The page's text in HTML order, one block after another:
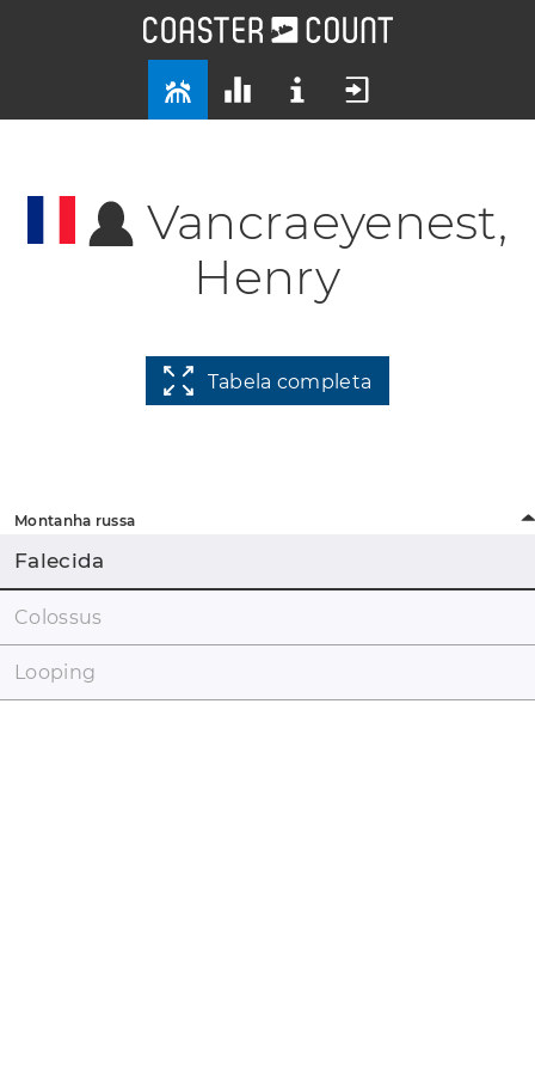
Vancraeyenest,
Henry
Tabela completa
Montanha russa
Falecida
Colossus
Looping